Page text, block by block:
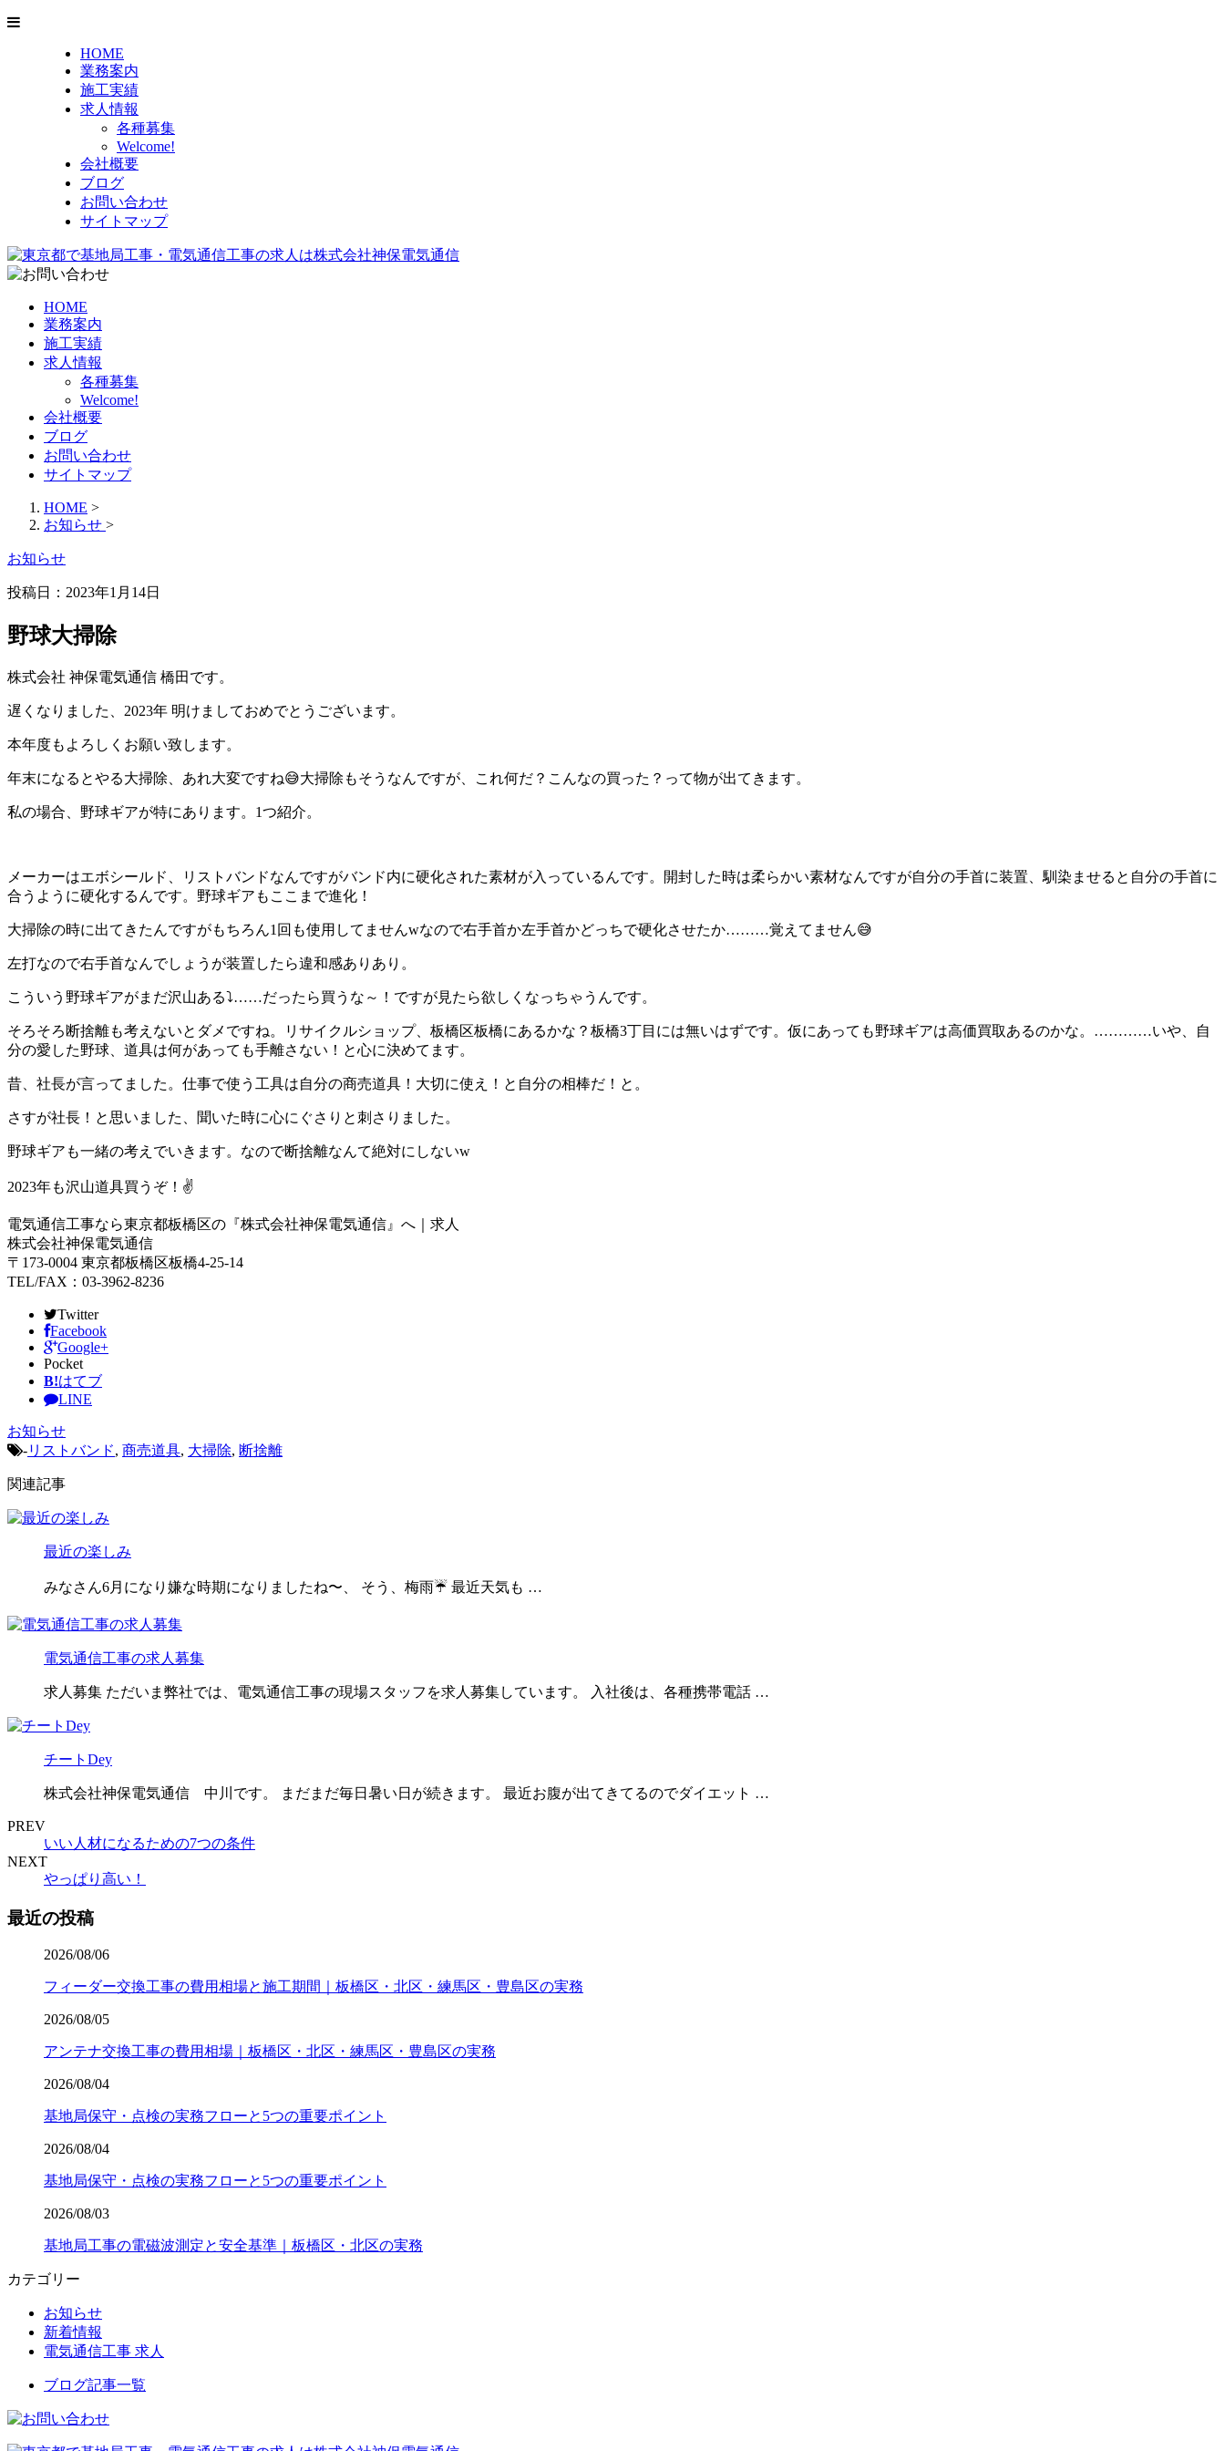
HOME
業務案内
施工実績
求人情報
各種募集
Welcome!
会社概要
ブログ
お問い合わせ
サイトマップ
HOME
業務案内
施工実績
求人情報
各種募集
Welcome!
会社概要
ブログ
お問い合わせ
サイトマップ
HOME >
お知らせ >
お知らせ
投稿日：2023年1月14日
野球大掃除
株式会社 神保電気通信 橋田です。
遅くなりました、2023年 明けましておめでとうございます。
本年度もよろしくお願い致します。
年末になるとやる大掃除、あれ大変ですね😅大掃除もそうなんですが、これ何だ？こんなの買った？って物が出てきます。
私の場合、野球ギアが特にあります。1つ紹介。
メーカーはエボシールド、リストバンドなんですがバンド内に硬化された素材が入っているんです。開封した時は柔らかい素材なんですが自分の手首に装置、馴染ませると自分の手首に
合うように硬化するんです。野球ギアもここまで進化！
大掃除の時に出てきたんですがもちろん1回も使用してませんwなので右手首か左手首かどっちで硬化させたか………覚えてません😅
左打なので右手首なんでしょうが装置したら違和感ありあり。
こういう野球ギアがまだ沢山ある⤵️……だったら買うな～！ですが見たら欲しくなっちゃうんです。
そろそろ断捨離も考えないとダメですね。リサイクルショップ、板橋区板橋にあるかな？板橋3丁目には無いはずです。仮にあっても野球ギアは高価買取あるのかな。…………いや、自
分の愛した野球、道具は何があっても手離さない！と心に決めてます。
昔、社長が言ってました。仕事で使う工具は自分の商売道具！大切に使え！と自分の相棒だ！と。
さすが社長！と思いました、聞いた時に心にぐさりと刺さりました。
野球ギアも一緒の考えでいきます。なので断捨離なんて絶対にしないw
2023年も沢山道具買うぞ！✌️
電気通信工事なら東京都板橋区の『株式会社神保電気通信』へ｜求人
株式会社神保電気通信
〒173-0004 東京都板橋区板橋4-25-14
TEL/FAX：03-3962-8236
Twitter
Facebook
Google+
Pocket
B!はてブ
LINE
お知らせ
-リストバンド, 商売道具, 大掃除, 断捨離
関連記事
最近の楽しみ
みなさん6月になり嫌な時期になりましたね〜、 そう、梅雨☔️ 最近天気も …
電気通信工事の求人募集
求人募集 ただいま弊社では、電気通信工事の現場スタッフを求人募集しています。 入社後は、各種携帯電話 …
チートDey
株式会社神保電気通信 中川です。 まだまだ毎日暑い日が続きます。 最近お腹が出てきてるのでダイエット …
PREV
いい人材になるための7つの条件
NEXT
やっぱり高い！
最近の投稿
2026/08/06
フィーダー交換工事の費用相場と施工期間｜板橋区・北区・練馬区・豊島区の実務
2026/08/05
アンテナ交換工事の費用相場｜板橋区・北区・練馬区・豊島区の実務
2026/08/04
基地局保守・点検の実務フローと5つの重要ポイント
2026/08/04
基地局保守・点検の実務フローと5つの重要ポイント
2026/08/03
基地局工事の電磁波測定と安全基準｜板橋区・北区の実務
カテゴリー
お知らせ
新着情報
電気通信工事 求人
ブログ記事一覧